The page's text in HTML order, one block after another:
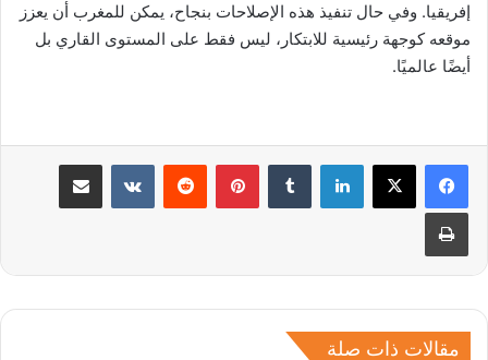
إفريقيا. وفي حال تنفيذ هذه الإصلاحات بنجاح، يمكن للمغرب أن يعزز
موقعه كوجهة رئيسية للابتكار، ليس فقط على المستوى القاري بل
أيضًا عالميًا.
لينكدإن بينتيريست مشاركة عبر البريد
طباعة
مقالات ذات صلة